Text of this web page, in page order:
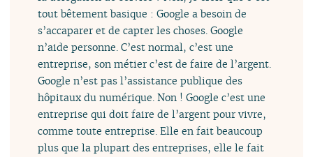
tout bêtement basique : Google a besoin de
s’accaparer et de capter les choses. Google
n’aide personne. C’est normal, c’est une
entreprise, son métier c’est de faire de l’argent.
Google n’est pas l’assistance publique des
hôpitaux du numérique. Non ! Google c’est une
entreprise qui doit faire de l’argent pour vivre,
comme toute entreprise. Elle en fait beaucoup
plus que la plupart des entreprises, elle le fait